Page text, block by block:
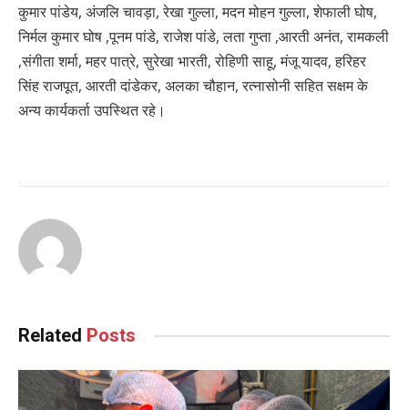
कुमार पांडेय, अंजलि चावड़ा, रेखा गुल्ला, मदन मोहन गुल्ला, शेफाली घोष,
निर्मल कुमार घोष ,पूनम पांडे, राजेश पांडे, लता गुप्ता ,आरती अनंत, रामकली
,संगीता शर्मा, महर पात्रे, सुरेखा भारती, रोहिणी साहू, मंजू यादव, हरिहर
सिंह राजपूत, आरती दांडेकर, अलका चौहान, रत्नासोनी सहित सक्षम के
अन्य कार्यकर्ता उपस्थित रहे।
Reading
Related Posts